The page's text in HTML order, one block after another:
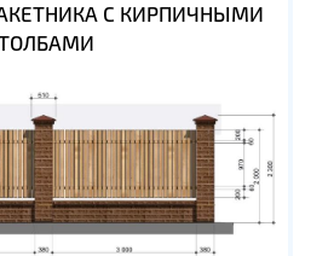
С КИРПИЧНЫМИ